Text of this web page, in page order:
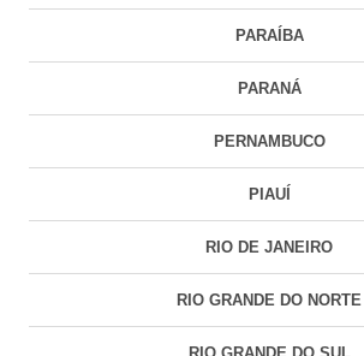
PARAÍBA
PARANÁ
PERNAMBUCO
PIAUÍ
RIO DE JANEIRO
RIO GRANDE DO NORTE